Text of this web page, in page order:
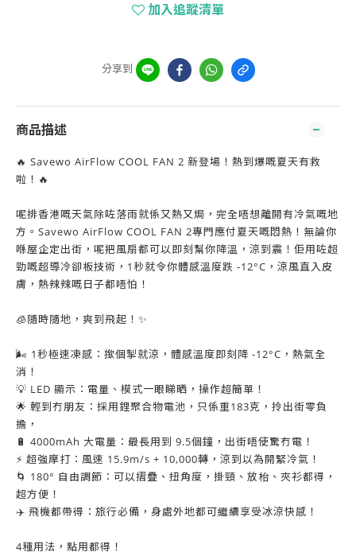
加入追蹤清單
分享到
商品描述
🔥 Savewo AirFlow COOL FAN 2 新登場！熱到爆嘅夏天有救
啦！🔥
呢排香港嘅天氣除咗落雨就係又熱又焗，完全唔想離開有冷氣嘅地
方。Savewo AirFlow COOL FAN 2專門應付夏天嘅悶熱！無論你
喺屋企定出街，呢把風扇都可以即刻幫你降溫，涼到震！佢用咗超
勁嘅超導冷卻板技術，1秒就令你體感溫度跌 -12°C，涼風直入皮
膚，熱辣辣嘅日子都唔怕！
🧊隨時隨地，爽到飛起！✨
🌬️ 1秒極速凍感：撳個掣就涼，體感溫度即刻降 -12°C，熱氣全
消！
💡 LED 顯示：電量、模式一眼睇晒，操作超簡單！
🌟 輕到冇朋友：採用鋰聚合物電池，只係重183克，拎出街零負
擔，
🔋 4000mAh 大電量：最長用到 9.5個鐘，出街唔使驚冇電！
⚡ 超強摩打：風速 15.9m/s + 10,000轉，涼到以為開緊冷氣！
🌀 180° 自由調節：可以摺疊、扭角度，掛頸、放枱、夾衫都得，
超方便！
✈️ 飛機都帶得：旅行必備，身處外地都可繼續享受冰涼快感！
4種用法，點用都得！